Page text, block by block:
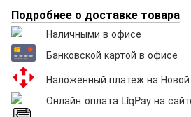
Подробнее о доставке товара
Наличными в офисе
Банковской картой в офисе
Наложенный платеж на Новой
Онлайн-оплата LiqPay на